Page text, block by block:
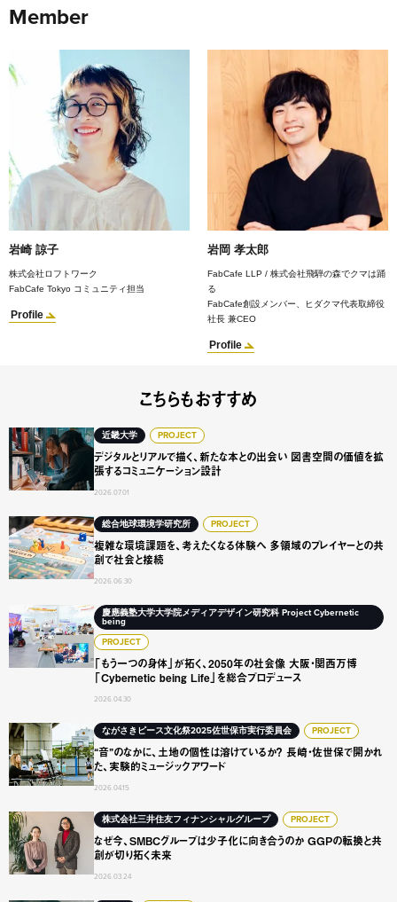
Member
岩崎 諒子
株式会社ロフトワーク
FabCafe Tokyo コミュニティ担当
Profile
岩岡 孝太郎
FabCafe LLP / 株式会社飛騨の森でクマは踊
る
FabCafe創設メンバー、ヒダクマ代表取締役
社長 兼CEO
Profile
こちらもおすすめ
近畿大学 PROJECT
デジタルとリアルで描く、新たな本との出会い 図書空間の価値を拡
張するコミュニケーション設計
2026.07.01
デジタルとリアルで描く、新たな本との出会い 図書空間の
総合地球環境学研究所 PROJECT
複雑な環境課題を、考えたくなる体験へ 多領域のプレイヤーとの共
創で社会と接続
2026.06.30
複雑な環境課題を、考えたくなる体験へ 多領域のプレイヤ
慶應義塾大学大学院メディアデザイン研究科 Project Cybernetic
being
PROJECT
「もう一つの身体」が拓く、2050年の社会像 大阪・関西万博
「Cybernetic being Life」を総合プロデュース
2026.04.30
「もう一つの身体」が拓く、2050年の社会像 大阪・関西
ながさきピース文化祭2025佐世保市実行委員会 PROJECT
“音”のなかに、土地の個性は溶けているか？ 長崎・佐世保で開かれ
た、実験的ミュージックアワード
2026.04.15
“音”のなかに、土地の個性は溶けているか？ 長崎・佐世保
株式会社三井住友フィナンシャルグループ PROJECT
なぜ今、SMBCグループは少子化に向き合うのか GGPの転換と共
創が切り拓く未来
2026.03.24
なぜ今、SMBCグループは少子化に向き合うのか GGPの転